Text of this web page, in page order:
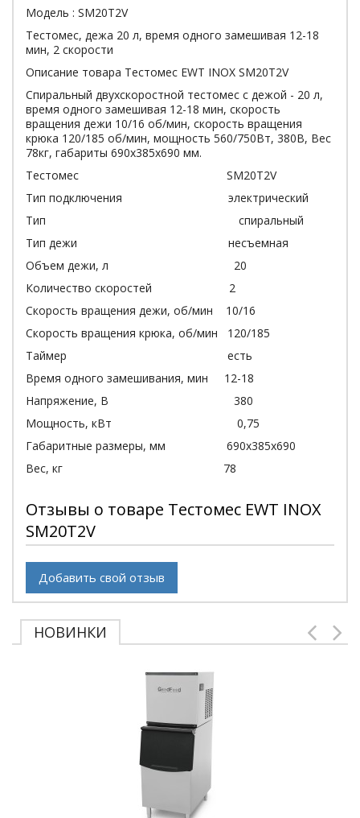
Модель : SM20T2V
Тестомес, дежа 20 л, время одного замешивая 12-18
мин, 2 скорости
Описание товара Тестомес EWT INOX SM20T2V
Спиральный двухскоростной тестомес с дежой - 20 л,
время одного замешивая 12-18 мин, скорость
вращения дежи 10/16 об/мин, скорость вращения
крюка 120/185 об/мин, мощность 560/750Вт, 380В, Вес
78кг, габариты 690х385х690 мм.
Тестомес SM20T2V
Тип подключения электрический
Тип спиральный
Тип дежи несъемная
Объем дежи, л 20
Количество скоростей 2
Скорость вращения дежи, об/мин 10/16
Скорость вращения крюка, об/мин 120/185
Таймер есть
Время одного замешивания, мин 12-18
Напряжение, В 380
Мощность, кВт 0,75
Габаритные размеры, мм 690x385x690
Вес, кг 78
Отзывы о товаре Тестомес EWT INOX
SM20T2V
Добавить свой отзыв
НОВИНКИ